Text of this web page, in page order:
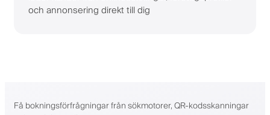
och annonsering direkt till dig
Få bokningsförfrågningar från sökmotorer, QR-kodsskanningar